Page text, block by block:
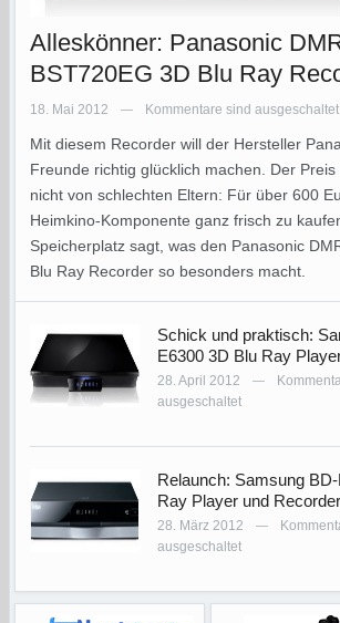
Alleskönner: Panasonic
BST720EG 3D Blu Ray
18. Mai 2012 — Kommentare sind ausgeschaltet
Mit diesem Recorder will der Hersteller
Freunde richtig glücklich machen. Der
nicht von schlechten Eltern: Für über 600
Heimkino-Komponente ganz frisch zu
Speicherplatz sagt, was den Panasonic
Blu Ray Recorder so besonders macht.
Schick und praktisch:
E6300 3D Blu Ray
28. April 2012 —
ausgeschaltet
Relaunch: Samsung
Ray Player und Recorder
28. März 2012 —
ausgeschaltet